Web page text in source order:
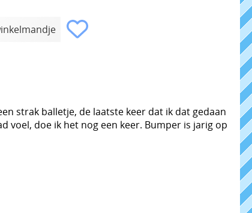
strak balletje, de laatste keer dat ik dat gedaan
voel, doe ik het nog een keer. Bumper is jarig op